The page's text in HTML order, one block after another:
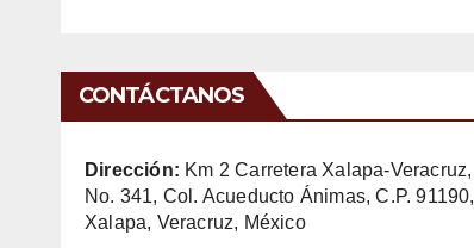
CONTÁCTANOS
Dirección: Km 2 Carretera Xalapa-Veracruz,
No. 341, Col. Acueducto Ánimas, C.P. 91190,
Xalapa, Veracruz, México